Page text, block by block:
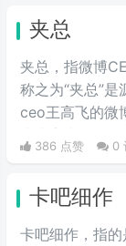
会内疚吗，来
情包，火于知乎
嚼字》评为
一，现在多用
夹总
夹总，指微博
称之为“夹总”
ceo王高飞的微
为来字去掉一
为称为“夹”，
386 点赞 0
卡吧细作
卡吧细作，指